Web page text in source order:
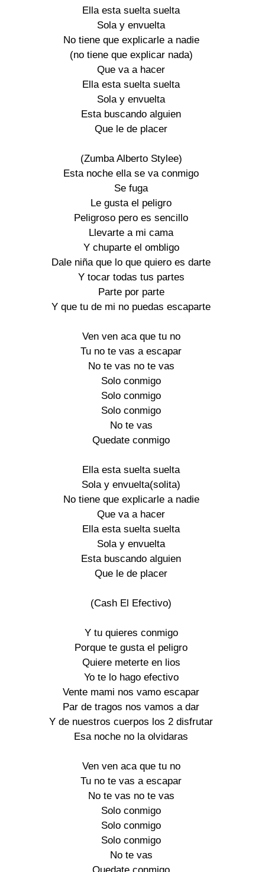
Ella esta suelta suelta
Sola y envuelta
No tiene que explicarle a nadie
(no tiene que explicar nada)
Que va a hacer
Ella esta suelta suelta
Sola y envuelta
Esta buscando alguien
Que le de placer
(Zumba Alberto Stylee)
Esta noche ella se va conmigo
Se fuga
Le gusta el peligro
Peligroso pero es sencillo
Llevarte a mi cama
Y chuparte el ombligo
Dale niña que lo que quiero es darte
Y tocar todas tus partes
Parte por parte
Y que tu de mi no puedas escaparte
Ven ven aca que tu no
Tu no te vas a escapar
No te vas no te vas
Solo conmigo
Solo conmigo
Solo conmigo
No te vas
Quedate conmigo
Ella esta suelta suelta
Sola y envuelta(solita)
No tiene que explicarle a nadie
Que va a hacer
Ella esta suelta suelta
Sola y envuelta
Esta buscando alguien
Que le de placer
(Cash El Efectivo)
Y tu quieres conmigo
Porque te gusta el peligro
Quiere meterte en lios
Yo te lo hago efectivo
Vente mami nos vamo escapar
Par de tragos nos vamos a dar
Y de nuestros cuerpos los 2 disfrutar
Esa noche no la olvidaras
Ven ven aca que tu no
Tu no te vas a escapar
No te vas no te vas
Solo conmigo
Solo conmigo
Solo conmigo
No te vas